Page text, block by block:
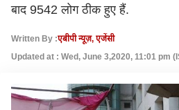
बाद 9542 लोग ठीक हुए हैं.
Written By :एबीपी न्यूज़, एजेंसी
Updated at : Wed, June 3,2020, 11:01 pm